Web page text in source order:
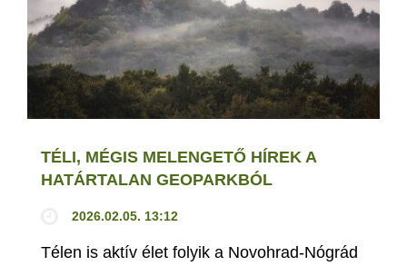
TÉLI, MÉGIS MELENGETŐ HÍREK A
HATÁRTALAN GEOPARKBÓL
2026.02.05. 13:12
Télen is aktív élet folyik a Novohrad-Nógrád